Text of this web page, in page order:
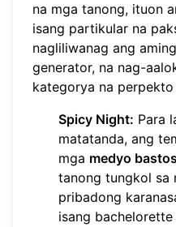
na mga tanong, ituon
isang partikular na
nagliliwanag ang aming
generator, na nag-
kategorya na
Spicy Night: Para
matatanda, ang
mga medyo bastos
tanong tungkol sa
pribadong
isang